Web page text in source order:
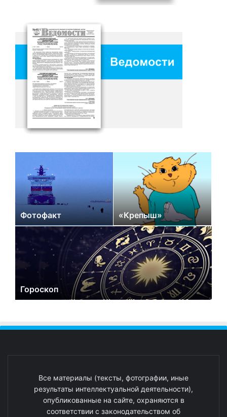
Фотофакт «Крепыш»
Гороскоп
Все материалы (тексты, фотографии, иные
результаты интеллектуальной деятельности),
опубликованные на сайте, охраняются в
соответствии с законодательством об